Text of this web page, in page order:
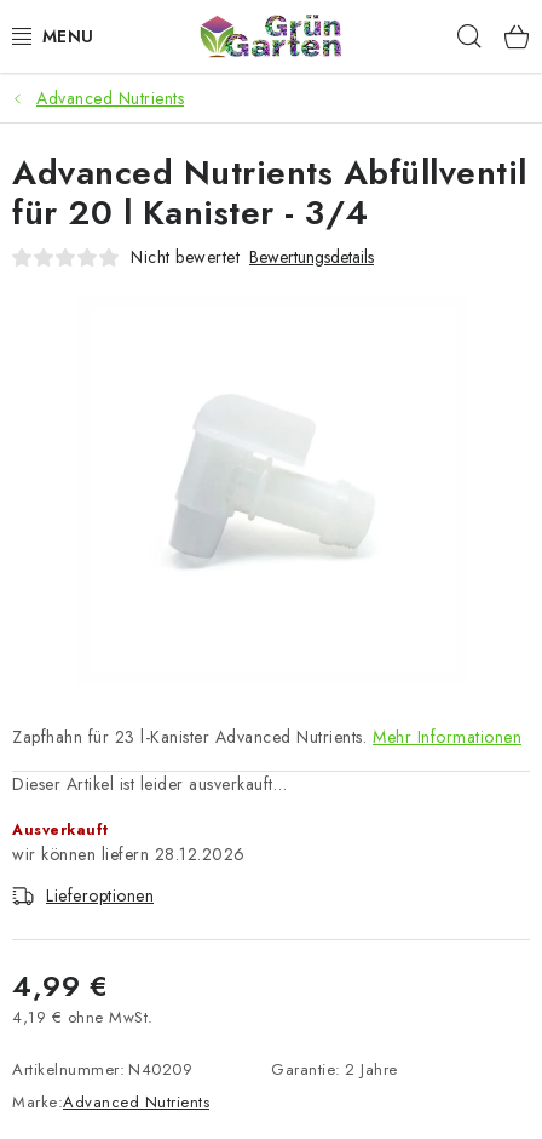
Inhalt
ANGEBOTE
LED PFLANZENLAMPEN
ANBAUBEDARF FÜR DEN HEIMANBAU
Datenschutzerklärung Impressum
Advanced Nutrients
Zapfhahn für 23 l-Kanister Advanced Nutrients. Mehr Informationen
Dieser Artikel ist leider ausverkauft…
Ausverkauft
28.12.2026
Lieferoptionen
4,99 €
4,19 € ohne MwSt.
Artikelnummer: N40209
Marke:Advanced Nutrients
Garantie: 2 Jahre
Advanced Nutrients Abfüllventil
für 20 l Kanister - 3/4
Nicht bewertet Bewertungsdetails